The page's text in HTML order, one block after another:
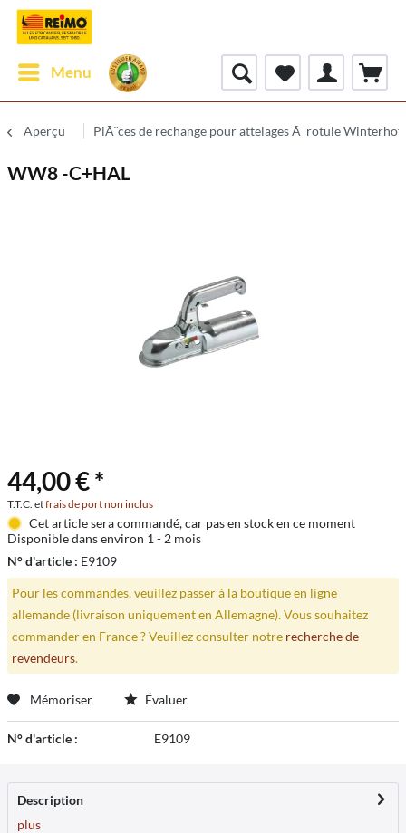
Menu
Aperçu PiÃ¨ces de rechange pour attelages Ã rotule Winterhoff
WW8 -C+HAL
44,00 € *
T.T.C. etfrais de port non inclus
Cet article sera commandé, car pas en stock en ce moment
Disponible dans environ 1 - 2 mois
N° d'article : E9109
Pour les commandes, veuillez passer à la boutique en ligne
allemande (livraison uniquement en Allemagne). Vous souhaitez
commander en France ? Veuillez consulter notre recherche de
revendeurs.
Mémoriser Évaluer
N° d'article : E9109
Description
plus